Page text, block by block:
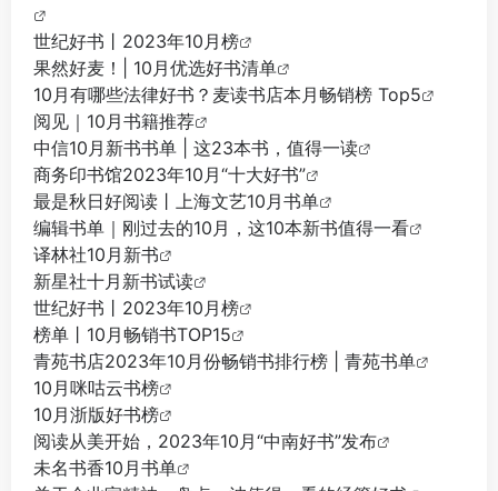
世纪好书丨2023年10月榜
果然好麦！| 10月优选好书清单
10月有哪些法律好书？麦读书店本月畅销榜 Top5
阅见｜10月书籍推荐
中信10月新书书单 | 这23本书，值得一读
商务印书馆2023年10月“十大好书”
最是秋日好阅读丨上海文艺10月书单
编辑书单｜刚过去的10月，这10本新书值得一看
译林社10月新书
新星社十月新书试读
世纪好书丨2023年10月榜
榜单丨10月畅销书TOP15
青苑书店2023年10月份畅销书排行榜 | 青苑书单
10月咪咕云书榜
10月浙版好书榜
阅读从美开始，2023年10月“中南好书”发布
未名书香10月书单